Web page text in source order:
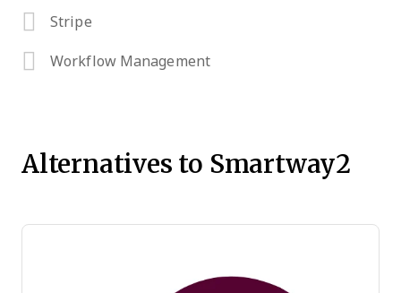
Stripe
Workflow Management
Alternatives to Smartway2